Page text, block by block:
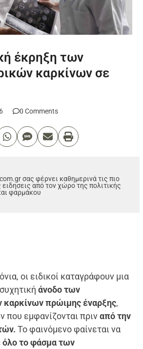
έκρηξη των
καρκίνων σε
0 Comments
σας φέρνει καθημερινά τις πιο
από τον χώρο της πολιτικής
φαρμάκου
οι ειδικοί καταγράφουν μια
άνοδο των
καρκίνων πρώιμης έναρξης,
που εμφανίζονται πριναπό την
Το φαινόμενο φαίνεται να
όλο το φάσμα των